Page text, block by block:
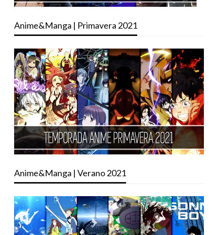
Anime&Manga | Primavera 2021
Anime&Manga | Verano 2021